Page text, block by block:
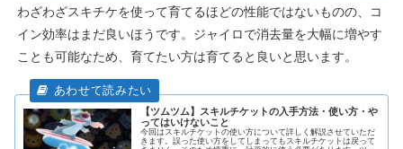
わざわざスキチケを使って育てるほどの性能ではないものの、コ
イン効率はまだ良いほうです。ジャイロで消去量を大幅に増やす
ことも可能なため、育てたい方は育てると良いと思います。
【ツムツム】スキルチケットの入手方法・使い方・や
ってはいけないこと
今回はスキルチケットの使い方について詳しく解説させていただ
きます。誤った使い方をしてしまってもスキルチケットは戻って